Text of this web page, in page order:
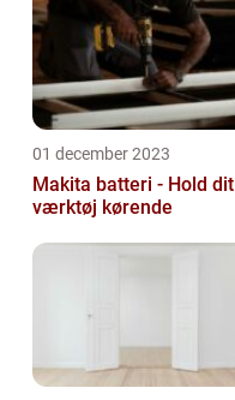
01 december 2023
Makita batteri - Hold dit
værktøj kørende